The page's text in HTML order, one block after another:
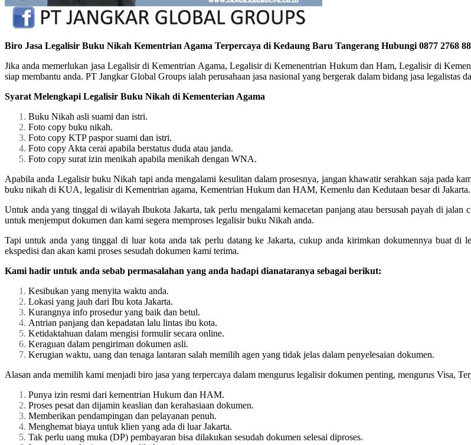
Biro Jasa Legalisir Buku Nikah Kementrian Agama Terpercaya di Kedaung Baru Tangerang Hubungi 0877 2768
Jika anda memerlukan jasa Legalisir di Kementrian Agama, Legalisir di Kemenentrian Hukum dan Ham, Legalisir di
siap membantu anda. PT Jangkar Global Groups ialah perusahaan jasa nasional yang bergerak dalam bidang jasa legalistas
Syarat Melengkapi Legalisir Buku Nikah di Kementerian Agama
Buku Nikah asli suami dan istri.
Foto copy buku nikah.
Foto copy KTP paspor suami dan istri.
Foto copy Akta cerai apabila berstatus duda atau janda.
Foto copy surat izin menikah apabila menikah dengan WNA.
Apabila anda Legalisir buku Nikah tapi anda mengalami kesulitan dalam prosesnya, jangan khawatir serahkan saja pada
buku nikah di KUA, legalisir di Kementrian agama, Kementrian Hukum dan HAM, Kemenlu dan Kedutaan besar di Jakarta.
Untuk anda yang tinggal di wilayah Ibukota Jakarta, tak perlu mengalami kemacetan panjang atau bersusah payah di jalan
untuk menjemput dokumen dan kami segera memproses legalisir buku Nikah anda.
Tapi untuk anda yang tinggal di luar kota anda tak perlu datang ke Jakarta, cukup anda kirimkan dokumennya buat di
ekspedisi dan akan kami proses sesudah dokumen kami terima.
Kami hadir untuk anda sebab permasalahan yang anda hadapi dianataranya sebagai berikut:
Kesibukan yang menyita waktu anda.
Lokasi yang jauh dari Ibu kota Jakarta.
Kurangnya info prosedur yang baik dan betul.
Antrian panjang dan kepadatan lalu lintas ibu kota.
Ketidaktahuan dalam mengisi formulir secara online.
Keraguan dalam pengiriman dokumen asli.
Kerugian waktu, uang dan tenaga lantaran salah memilih agen yang tidak jelas dalam penyelesaian dokumen.
Alasan anda memilih kami menjadi biro jasa yang terpercaya dalam mengurus legalisir dokumen penting, mengurus Visa,
Punya izin resmi dari kementrian Hukum dan HAM.
Proses pesat dan dijamin keaslian dan kerahasiaan dokumen.
Memberikan pendampingan dan pelayanan penuh.
Menghemat biaya untuk klien yang ada di luar Jakarta.
Tak perlu uang muka (DP) pembayaran bisa dilakukan sesudah dokumen selesai diproses.